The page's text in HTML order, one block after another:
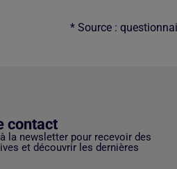
* Source :
contact
la newsletter pour recevoir des
et découvrir les dernières